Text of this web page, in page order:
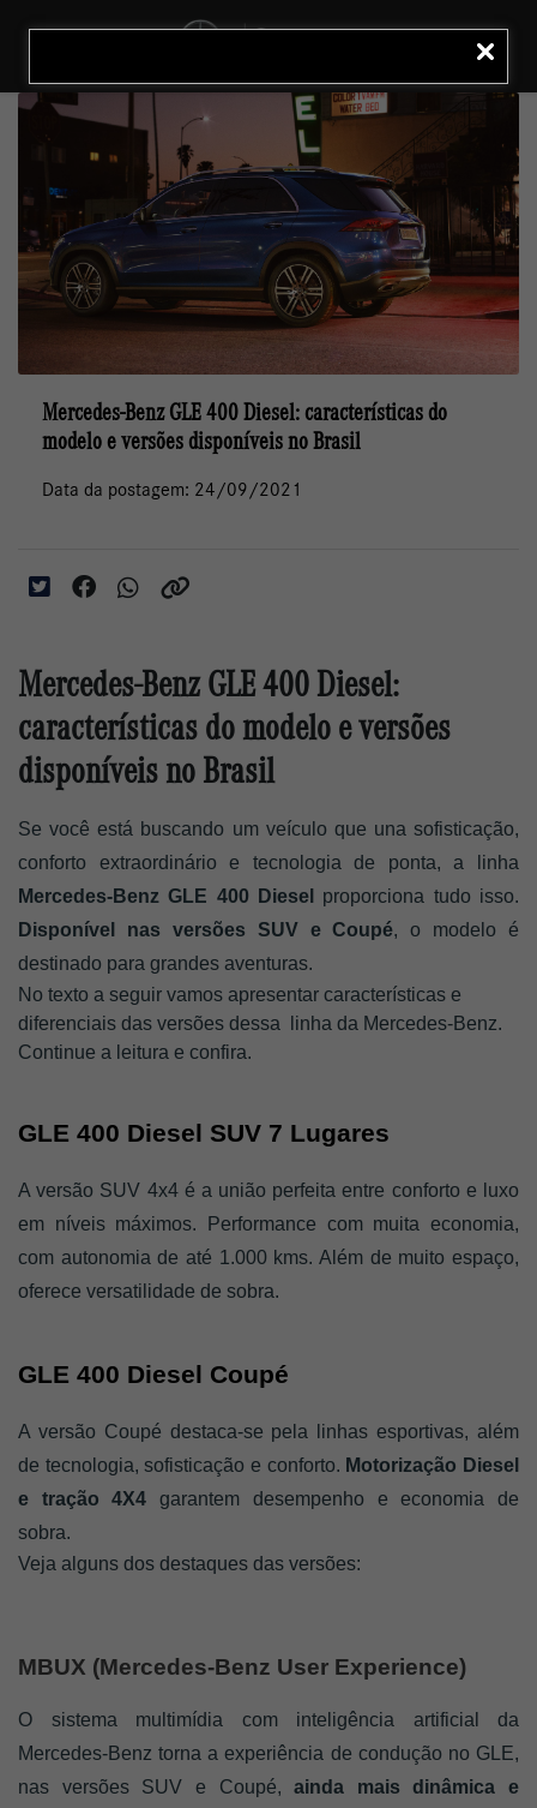
LIGAR
Mercedes-Benz GLE 400 Diesel: características do
modelo e versões disponíveis no Brasil
Data da postagem: 24/09/2021
Mercedes-Benz GLE 400 Diesel:
características do modelo e versões
disponíveis no Brasil
Se você está buscando um veículo que una sofisticação,
Mercedes-Benz GLE 400 Diesel
Disponível nas versões SUV e Coupé, o modelo é
destinado para grandes aventuras.
No texto a seguir vamos apresentar características e
diferenciais das versões dessa  linha da Mercedes-Benz.
Continue a leitura e confira.
GLE 400 Diesel SUV 7 Lugares
A versão SUV 4x4 é a união perfeita entre conforto e luxo
em níveis máximos. Performance com muita economia,
com autonomia de até 1.000 kms. Além de muito espaço,
oferece versatilidade de sobra.
GLE 400 Diesel Coupé
A versão Coupé destaca-se pela linhas esportivas, além
de tecnologia, sofisticação e conforto. Motorização Diesel
e tração 4X4 garantem desempenho e economia de
sobra.
Veja alguns dos destaques das versões:
MBUX (Mercedes-Benz User Experience)
O sistema multimídia com inteligência artificial da
Mercedes-Benz torna a experiência de condução no GLE,
nas versões SUV e Coupé, ainda mais dinâmica e